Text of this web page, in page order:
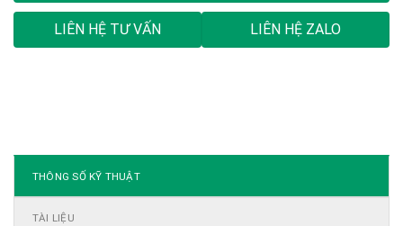
LIÊN HỆ TƯ VẤN LIÊN HỆ ZALO
THÔNG SỐ KỸ THUẬT
TÀI LIỆU